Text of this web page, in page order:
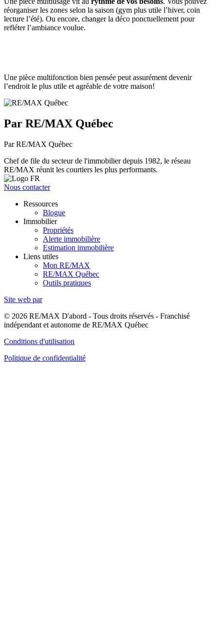
réorganiser les zones selon la saison (gym plus utile l’hiver, coin
lecture l’été). Ou encore, changer la déco ponctuellement pour
refléter l’ambiance voulue.
Une pièce multifonction bien pensée peut assurément devenir
l’endroit le plus utile et agréable de votre maison!
Par RE/MAX Québec
Par RE/MAX Québec
Chef de file du secteur de l'immobilier depuis 1982, le réseau
RE/MAX réunit les courtiers les plus performants.
Nous contacter
Ressources
Blogue
Immobilier
Propriétés
Alerte immobilière
Estimation immobilière
Liens utiles
Mon RE/MAX
RE/MAX Québec
Outils pratiques
Site web par
© 2026 RE/MAX D'abord - Tous droits réservés - Franchisé
indépendant et autonome de RE/MAX Québec
Conditions d'utilisation
Politique de confidentialité